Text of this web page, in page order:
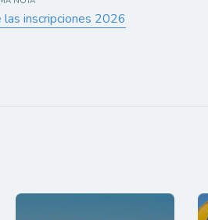
las inscripciones 2026